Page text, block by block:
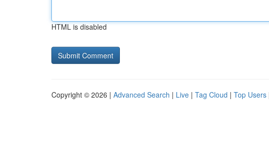
HTML is disabled
Copyright © 2026 | Advanced Search | Live | Tag Cloud | Top Users